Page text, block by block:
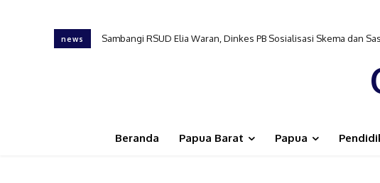
news Sambangi RSUD Elia Waran, Dinkes PB Sosialisasi Skema dan
Dinkes Papua Barat Padukan Layanan Kesehatan Bergerak
Beranda Papua Barat Papua